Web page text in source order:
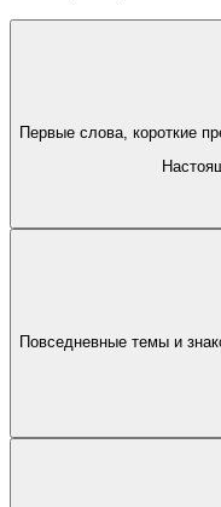
Первые слова, короткие
Повседневные темы и